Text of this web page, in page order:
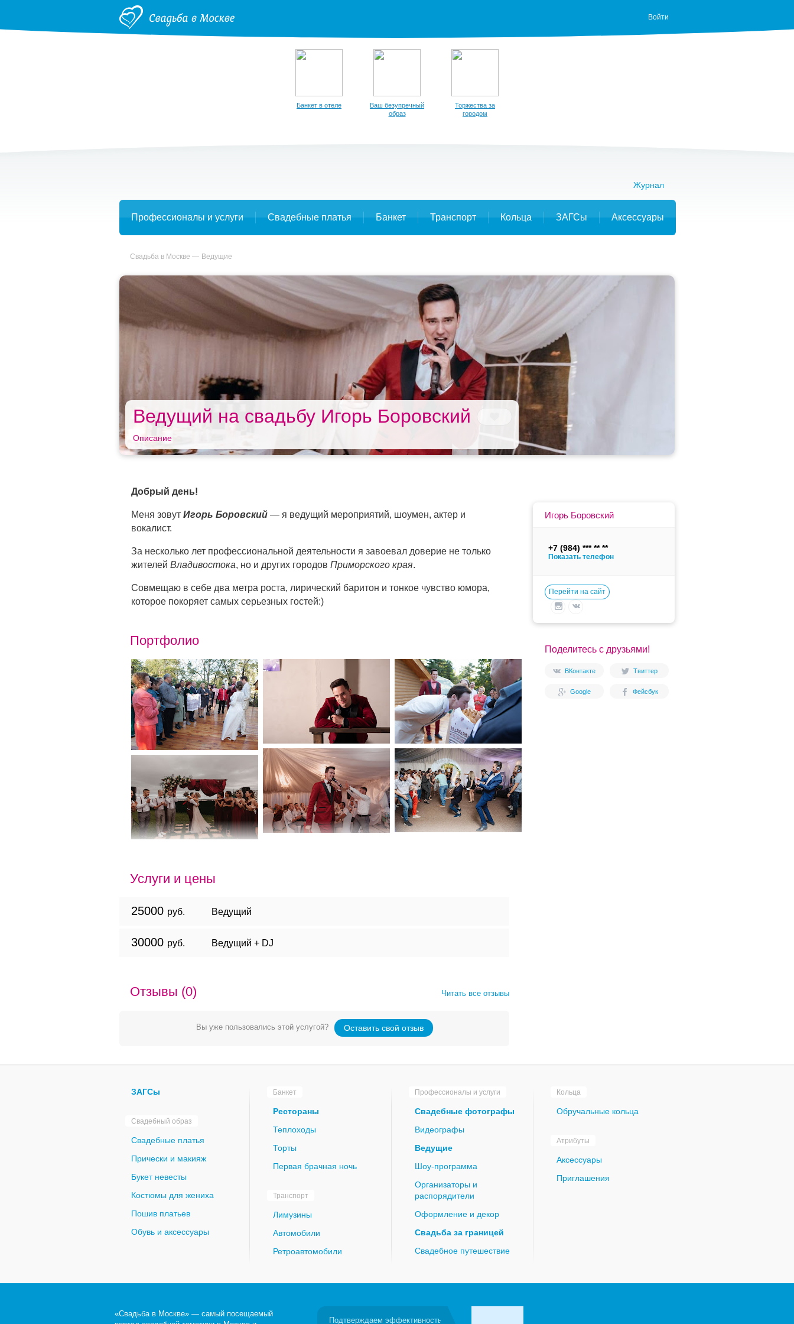
Войти
Банкет в отеле
Ваш безупречный
образ
Торжества за
городом
Журнал
Профессионалы и услуги Свадебные платья Банкет Транспорт Кольца ЗАГСы Аксессуары
Свадьба в Москве Ведущие
Ведущий на свадьбу Игорь Боровский
Описание
Игорь Боровский
+7 (984)
Показать телефон
Перейти на сайт
Поделитесь с друзьями!
ВКонтакте Твиттер
Google Фейсбук
Добрый день!
Меня зовут Игорь Боровский — я ведущий мероприятий, шоумен, актер и
вокалист.
За несколько лет профессиональной деятельности я завоевал доверие не только
жителей Владивостока, но и других городов Приморского края.
Совмещаю в себе два метра роста, лирический баритон и тонкое чувство юмора,
которое покоряет самых серьезных гостей:)
Портфолио
Услуги и цены
Ведущий
25000 руб.
Ведущий + DJ
30000 руб.
Отзывы (0) Читать все отзывы
Вы уже пользовались этой услугой? Оставить свой отзыв
ЗАГСы
Свадебный образ
Свадебные платья
Прически и макияж
Букет невесты
Костюмы для жениха
Пошив платьев
Обувь и аксессуары
Банкет
Рестораны
Теплоходы
Торты
Первая брачная ночь
Транспорт
Лимузины
Автомобили
Ретроавтомобили
Профессионалы и услуги
Свадебные фотографы
Видеографы
Ведущие
Шоу-программа
Организаторы и
распорядители
Оформление и декор
Свадьба за границей
Свадебное путешествие
Кольца
Обручальные кольца
Атрибуты
Аксессуары
Приглашения
«Свадьба в Москве» — самый посещаемый
Подтверждаем эффективность